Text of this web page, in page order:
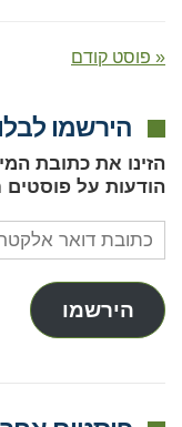
« פוסט קודם
הירשמו
הזינו את כתובת
הודעות על פוסטים
כתובת
דואר
אלקטרוני
הירשמו